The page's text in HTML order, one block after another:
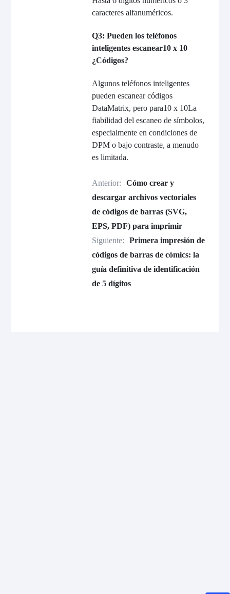
caracteres alfanuméricos.
Q3: Pueden los teléfonos
inteligentes escanear10 x 10
¿Códigos?
Algunos teléfonos inteligentes
pueden escanear códigos
DataMatrix, pero para10 x 10La
fiabilidad del escaneo de símbolos,
especialmente en condiciones de
DPM o bajo contraste, a menudo
es limitada.
Anterior:
Cómo crear y
descargar archivos vectoriales
de códigos de barras (SVG,
EPS, PDF) para imprimir
Siguiente:
Primera impresión de
códigos de barras de cómics: la
guía definitiva de identificación
de 5 dígitos